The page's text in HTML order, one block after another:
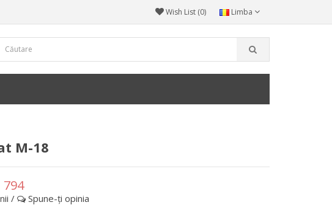
Limba
Wish List (0)
M-18
794
/ Spune-ţi opinia